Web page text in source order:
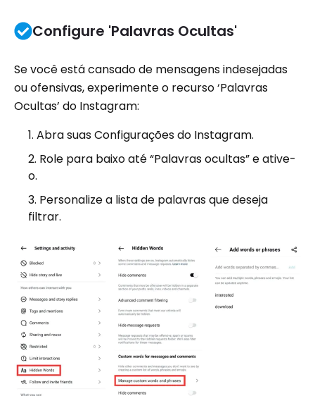
Configure 'Palavras Ocultas'
Se você está cansado de mensagens indesejadas
ou ofensivas, experimente o recurso ‘Palavras
Ocultas’ do Instagram:
Abra suas Configurações do Instagram.
Role para baixo até “Palavras ocultas” e ative-
o.
Personalize a lista de palavras que deseja
filtrar.